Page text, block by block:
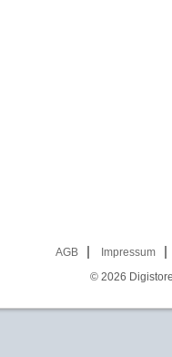
AGB
Impressum
© 2026